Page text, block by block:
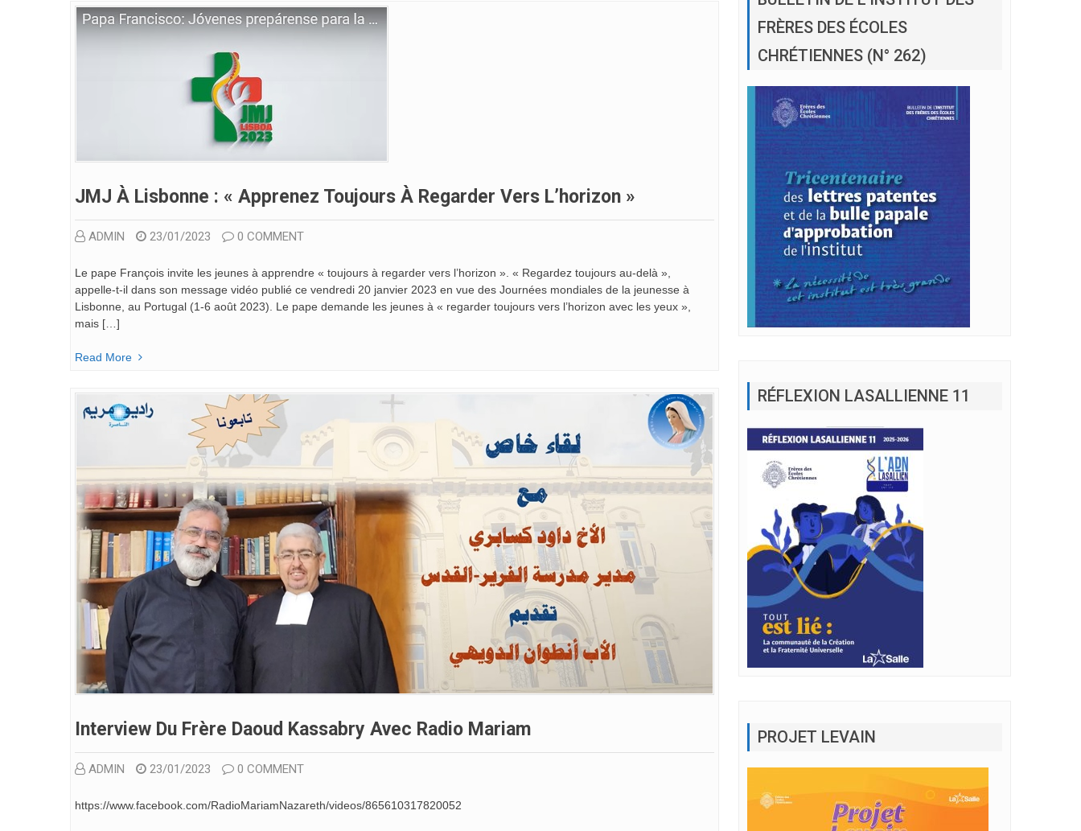
JMJ À Lisbonne : « Apprenez Toujours À Regarder Vers L’horizon »
ADMIN 23/01/2023 0 COMMENT
Le pape François invite les jeunes à apprendre « toujours à regarder vers l’horizon ». « Regardez toujours au-delà »,
appelle-t-il dans son message vidéo publié ce vendredi 20 janvier 2023 en vue des Journées mondiales de la jeunesse à
Lisbonne, au Portugal (1-6 août 2023). Le pape demande les jeunes à « regarder toujours vers l’horizon avec les yeux »,
mais […]
Read More
Interview Du Frère Daoud Kassabry Avec Radio Mariam
ADMIN 23/01/2023 0 COMMENT
https://www.facebook.com/RadioMariamNazareth/videos/865610317820052
CHRÉTIENNES (N° 262)